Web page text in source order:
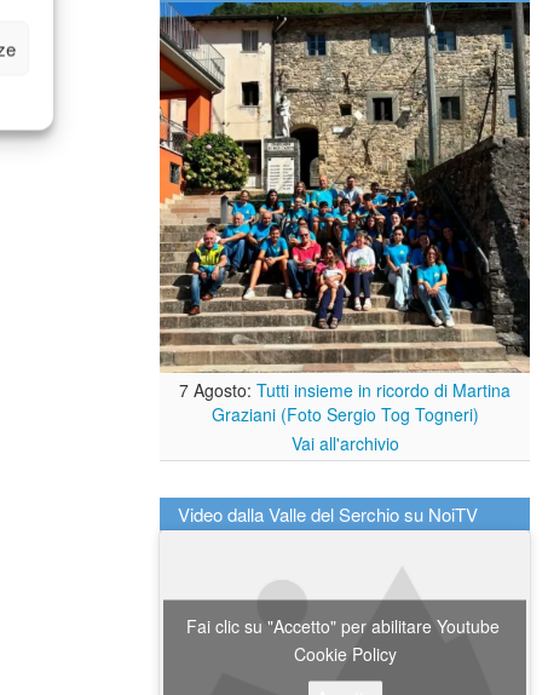
7 Agosto: Tutti insieme in ricordo di Martina
Graziani (Foto Sergio Tog Togneri)
Vai all'archivio
Video dalla Valle del Serchio su NoiTV
Fai clic su "Accetto" per abilitare Youtube
Cookie Policy